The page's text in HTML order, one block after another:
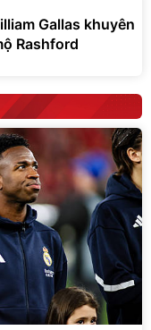
Gallas khuyên
Rashford